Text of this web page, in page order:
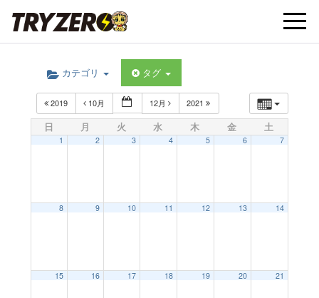
t
カテゴリ タグ
2019 10月 12月 2021
日 月 火 水 木 金 土
1 2 3 4 5 6 7
8 9 10 11 12 13 14
15 16 17 18 19 20 21